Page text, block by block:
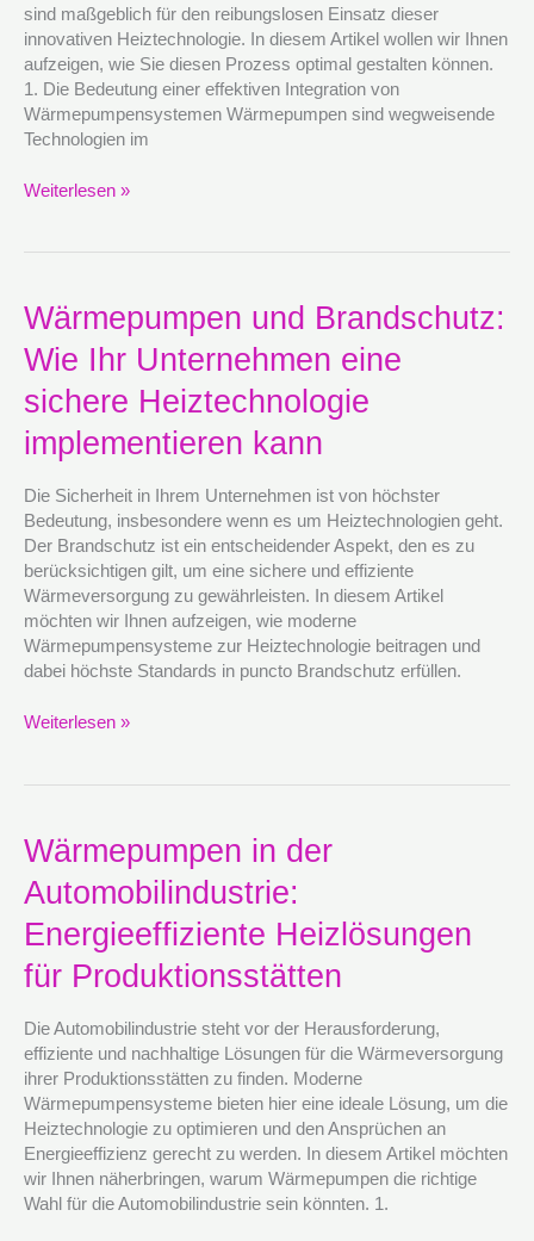
sind maßgeblich für den reibungslosen Einsatz dieser
innovativen Heiztechnologie. In diesem Artikel wollen wir Ihnen
aufzeigen, wie Sie diesen Prozess optimal gestalten können.
1. Die Bedeutung einer effektiven Integration von
Wärmepumpensystemen Wärmepumpen sind wegweisende
Technologien im
Weiterlesen »
Wärmepumpen und Brandschutz:
Wie Ihr Unternehmen eine
sichere Heiztechnologie
implementieren kann
Die Sicherheit in Ihrem Unternehmen ist von höchster
Bedeutung, insbesondere wenn es um Heiztechnologien geht.
Der Brandschutz ist ein entscheidender Aspekt, den es zu
berücksichtigen gilt, um eine sichere und effiziente
Wärmeversorgung zu gewährleisten. In diesem Artikel
möchten wir Ihnen aufzeigen, wie moderne
Wärmepumpensysteme zur Heiztechnologie beitragen und
dabei höchste Standards in puncto Brandschutz erfüllen.
Wärmepumpen
und
Brandschutz:
Ihr
Unternehmen
eine
Heiztechnologie
implementieren
kann
Weiterlesen »
Wärmepumpen in der
Automobilindustrie:
Energieeffiziente Heizlösungen
für Produktionsstätten
Die Automobilindustrie steht vor der Herausforderung,
effiziente und nachhaltige Lösungen für die Wärmeversorgung
ihrer Produktionsstätten zu finden. Moderne
Wärmepumpensysteme bieten hier eine ideale Lösung, um die
Heiztechnologie zu optimieren und den Ansprüchen an
Energieeffizienz gerecht zu werden. In diesem Artikel möchten
wir Ihnen näherbringen, warum Wärmepumpen die richtige
Wahl für die Automobilindustrie sein könnten. 1.
Wärmepumpen
in
der
Energieeffiziente
Heizlösungen
für